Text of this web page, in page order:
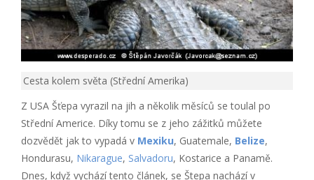
Cesta kolem světa (Střední Amerika)
Z USA Šťepa vyrazil na jih a několik měsíců se toulal po
Střední Americe. Díky tomu se z jeho zážitků můžete
dozvědět jak to vypadá v Mexiku, Guatemale, Belize,
Hondurasu, Nikarague, Salvadoru, Kostarice a Panamě.
Dnes, když vychází tento článek, se Štepa nachází v